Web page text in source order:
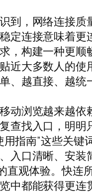
到，网络连接
定连接意味着更
，构建一种更
近大多数人的
、越直接、越统
动浏览越来越
查找入口，明
用指南”这些关
入口清晰、安
直观体验。快
中都能获得更连